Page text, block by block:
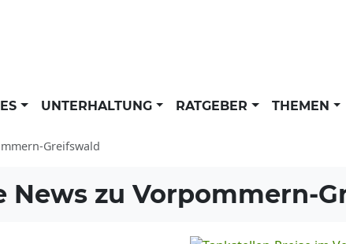
UNTERHALTUNG RATGEBER THEMEN
Greifswald
News zu Vorpommern-